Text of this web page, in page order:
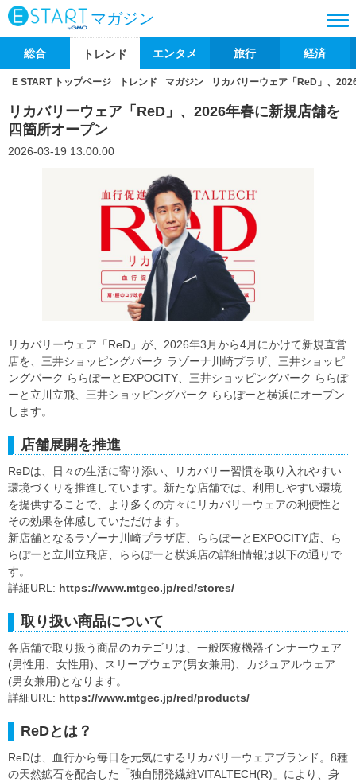
マガジン
総合 トレンド エンタメ 旅行 経済
E START トップページ トレンド マガジン リカバリーウェア「ReD」、
リカバリーウェア「ReD」、2026年春に新規店舗を
四箇所オープン
2026-03-19 13:00:00
リカバリーウェア「ReD」が、2026年3月から4月にかけて新規直営
店を、三井ショッピングパーク ラゾーナ川崎プラザ、三井ショッピ
ングパーク ららぽーとEXPOCITY、三井ショッピングパーク ららぽ
ーと立川立飛、三井ショッピングパーク ららぽーと横浜にオープン
します。
店舗展開を推進
ReDは、日々の生活に寄り添い、リカバリー習慣を取り入れやすい
環境づくりを推進しています。新たな店舗では、利用しやすい環境
を提供することで、より多くの方々にリカバリーウェアの利便性と
その効果を体感していただけます。
新店舗となるラゾーナ川崎プラザ店、ららぽーとEXPOCITY店、ら
らぽーと立川立飛店、ららぽーと横浜店の詳細情報は以下の通りで
す。
詳細URL: https://www.mtgec.jp/red/stores/
取り扱い商品について
各店舗で取り扱う商品のカテゴリは、一般医療機器インナーウェア
(男性用、女性用)、スリープウェア(男女兼用)、カジュアルウェア
(男女兼用)となります。
詳細URL: https://www.mtgec.jp/red/products/
ReDとは？
ReDは、血行から毎日を元気にするリカバリーウェアブランド。8種
の天然鉱石を配合した「独自開発繊維VITALTECH(R)」により、身